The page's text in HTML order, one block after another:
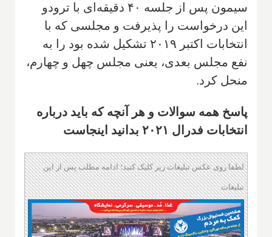
سیمون پس از جلسه ۴۰ دقیقه‌ای با ترودو
این درخواست را پذیرفت و مجلسی که با
انتخابات اکتبر ۲۰۱۹ تشکیل شده بود را به
نفع مجلس بعدی، یعنی مجلس چهل و چهارم،
منحل کرد.
پاسخ همه سوالات و هر آنچه که باید درباره
انتخابات فدرال ۲۰۲۱ بدانید اینجاست
لطفا روی عکس تبلیغات زیر کلیک کنید؛ ادامه مطلب پس از این
تبلیغات